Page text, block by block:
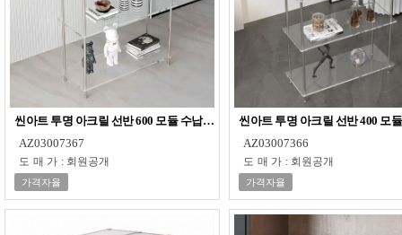
씬아트 투명 아크릴 선반 600 모듈 수납장 3단
AZ03007367
도매가 : 회원공개
가격자율
씬아트 투명 아크릴 선반 400 모
AZ03007366
도매가 : 회원공개
가격자율